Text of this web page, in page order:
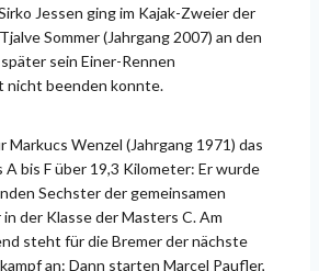
Jessen ging im Kajak-Zweier der
Sommer (Jahrgang 2007) an den
sein Einer-Rennen
beenden konnte.
Wenzel (Jahrgang 1971) das
bis F über 19,3 Kilometer: Er wurde
Sechster der gemeinsamen
der Klasse der Masters C. Am
steht für die Bremer der nächste
an: Dann starten Marcel Paufler,